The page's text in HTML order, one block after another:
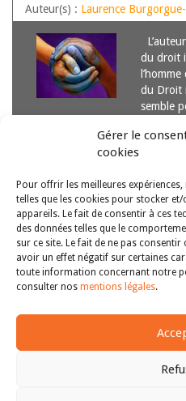
Gérer le
cookies
Pour offrir les meilleures
telles que les cookies pour stocker
appareils. Le fait de consentir à ces
des données telles que le
sur ce site. Le fait de ne pas
avoir un effet négatif sur certaines
toute information concernant notre
consulter nos mentions légales.
Auteur(s) : Laurence
du droit
du Droit
semble
compte
Début << 41 42
>>